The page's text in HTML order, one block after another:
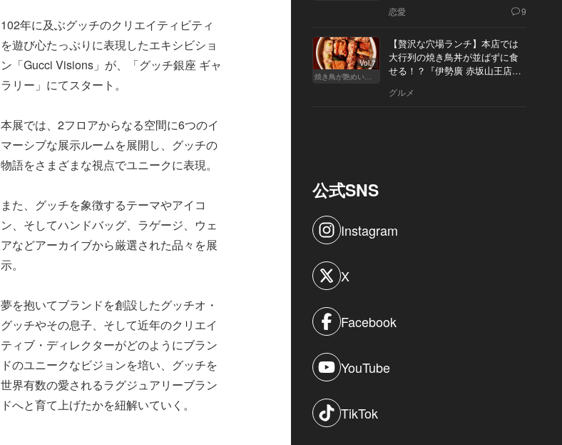
102年に及ぶグッチのクリエイティビティ
を遊び心たっぷりに表現したエキシビショ
ン「Gucci Visions」が、「グッチ銀座 ギャ
ラリー」にてスタート。
本展では、2フロアからなる空間に6つのイ
マーシブな展示ルームを展開し、グッチの
物語をさまざまな視点でユニークに表現。
また、グッチを象徴するテーマやアイコ
ン、そしてハンドバッグ、ラゲージ、ウェ
アなどアーカイブから厳選された品々を展
示。
夢を抱いてブランドを創設したグッチオ・
グッチやその息子、そして近年のクリエイ
ティブ・ディレクターがどのようにブラン
ドのユニークなビジョンを培い、グッチを
世界有数の愛されるラグジュアリーブラン
ドへと育て上げたかを紐解いていく。
恋愛 9
Vol.7
焼き鳥が艶めいてきた
【贅沢な穴場ランチ】本店では
大行列の焼き鳥丼が並ばずに食
せる！？『伊勢廣 赤坂山王店』
グルメ
公式SNS
Instagram
X
Facebook
YouTube
TikTok